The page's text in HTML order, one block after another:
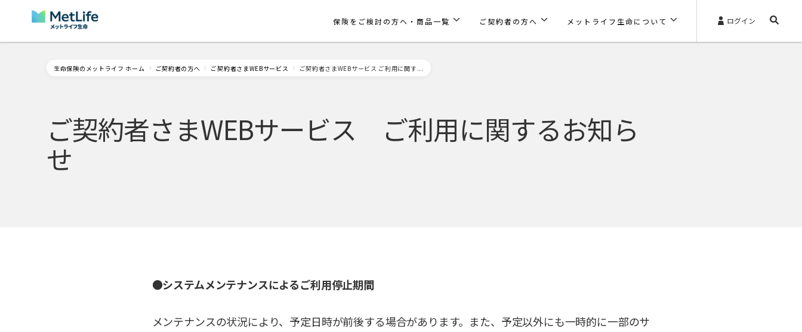
Skip Navigation
保険をご検討の方へ・商品一覧 ご契約者の方へ メットライフ生命について ログイン
生命保険のメットライフ ホーム ご契約者の方へ ご契約者さまWEBサービス ご契約者さまWEBサービス ご利用に関す...
ご契約者さまWEBサービス ご利用に関するお知ら
せ
●システムメンテナンスによるご利用停止期間
メンテナンスの状況により、予定日時が前後する場合があります。また、予定以外にも一時的に一部のサ